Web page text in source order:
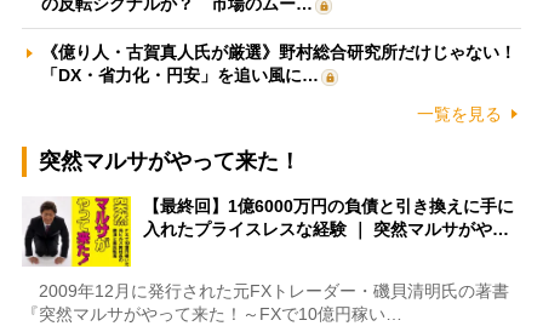
の反転シグナルか？ 市場のムー…
《億り人・古賀真人氏が厳選》野村総合研究所だけじゃない！
「DX・省力化・円安」を追い風に…
一覧を見る
突然マルサがやって来た！
【最終回】1億6000万円の負債と引き換えに手に
入れたプライスレスな経験 ｜ 突然マルサがや…
2009年12月に発行された元FXトレーダー・磯貝清明氏の著書
『突然マルサがやって来た！～FXで10億円稼い…